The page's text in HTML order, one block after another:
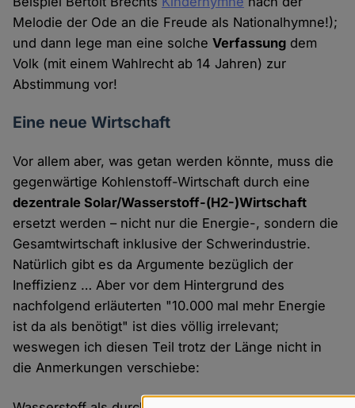
Melodie der Ode an die Freude als Nationalhymne!);
und dann lege man eine solcheVerfassung dem
Volk (mit einem Wahlrecht ab 14 Jahren) zur
Abstimmung vor!
Eine neue Wirtschaft
Vor allem aber, was getan werden könnte, muss die
gegenwärtige Kohlenstoff-Wirtschaft durch eine
dezentrale Solar/Wasserstoff-(H2-)Wirtschaft
ersetzt werden – nicht nur die Energie-, sondern die
Gesamtwirtschaft inklusive der Schwerindustrie.
Natürlich gibt es da Argumente bezüglich der
Ineffizienz … Aber vor dem Hintergrund des
nachfolgend erläuterten "10.000 mal mehr Energie
ist da als benötigt" ist dies völlig irrelevant;
weswegen ich diesen Teil trotz der Länge nicht in
die Anmerkungen verschiebe: